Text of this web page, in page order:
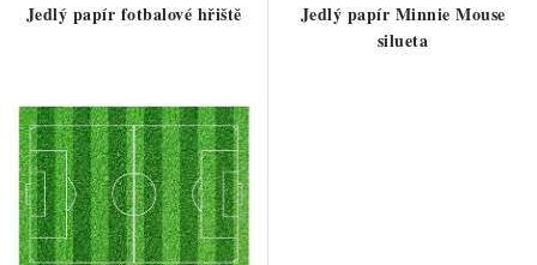
Jedlý papír fotbalové hřiště
Jedlý papír Minnie Mouse
silueta